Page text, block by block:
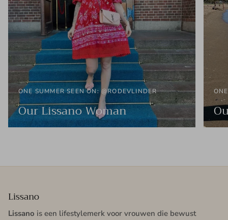
ONE SUMMER SEEN ON: @RODEVLINDER
Our Lissano Woman
Lissano
Lissano is een lifestylemerk voor vrouwen die bewust